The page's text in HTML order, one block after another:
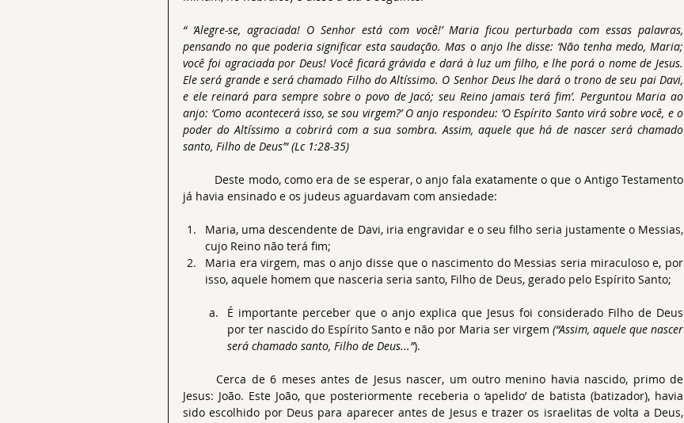
“ ‘Alegre-se, agraciada! O Senhor está com você!’ Maria ficou perturbada com essas palavras,
pensando no que poderia significar esta saudação. Mas o anjo lhe disse: ‘Não tenha medo, Maria;
você foi agraciada por Deus! Você ficará grávida e dará à luz um filho, e lhe porá o nome de Jesus.
Ele será grande e será chamado Filho do Altíssimo. O Senhor Deus lhe dará o trono de seu pai Davi,
e ele reinará para sempre sobre o povo de Jacó; seu Reino jamais terá fim’. Perguntou Maria ao
anjo: ‘Como acontecerá isso, se sou virgem?’ O anjo respondeu: ‘O Espírito Santo virá sobre você, e o
poder do Altíssimo a cobrirá com a sua sombra. Assim, aquele que há de nascer será chamado
santo, Filho de Deus’" (Lc 1:28-35)
já havia ensinado e os judeus aguardavam com ansiedade:
Maria, uma descendente de Davi, iria engravidar e o seu filho seria justamente o Messias,
cujo Reino não terá fim;
Maria era virgem, mas o anjo disse que o nascimento do Messias seria miraculoso e, por
isso, aquele homem que nasceria seria santo, Filho de Deus, gerado pelo Espírito Santo;
É importante perceber que o anjo explica que Jesus foi considerado Filho de Deus
por ter nascido do Espírito Santo e não por Maria ser virgem (“Assim, aquele que nascer
será chamado santo, Filho de Deus...”).
	Cerca de 6 meses antes de Jesus nascer, um outro menino havia nascido, primo de
Jesus: João. Este João, que posteriormente receberia o ‘apelido’ de batista (batizador), havia
sido escolhido por Deus para aparecer antes de Jesus e trazer os israelitas de volta a Deus,